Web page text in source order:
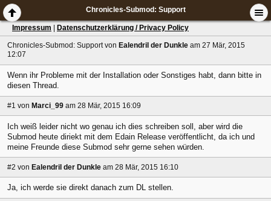
Chronicles-Submod: Support
Impressum Datenschutzerklärung / Privacy Policy
Chronicles-Submod: Supportvon Ealendril der Dunkle am 27 Mär, 2015
12:07
Wenn ihr Probleme mit der Installation oder Sonstiges habt, dann bitte in
diesen Thread.
#1 von Marci_99 am 28 Mär, 2015 16:09
Ich weiß leider nicht wo genau ich dies schreiben soll, aber wird die
Submod heute diriekt mit dem Edain Release veröffentlicht, da ich und
meine Freunde diese Submod sehr gerne sehen würden.
#2 von Ealendril der Dunkle am 28 Mär, 2015 16:10
Ja, ich werde sie direkt danach zum DL stellen.